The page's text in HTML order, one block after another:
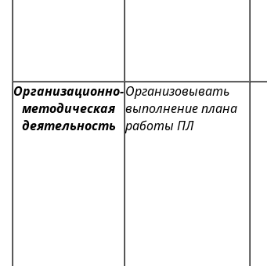
Организационно-
методическая
деятельность
Организовывать
выполнение плана
работы ПЛ